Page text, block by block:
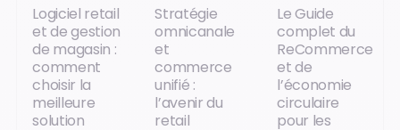
Logiciel retail
et de gestion
de magasin :
comment
choisir la
meilleure
solution
Stratégie
omnicanale
et
commerce
unifié :
l’avenir du
retail
Le Guide
complet du
ReCommerce
et de
l’économie
circulaire
pour les